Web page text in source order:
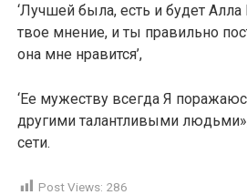
‘Лучшей была, есть и будет Алла
твое мнение, и ты правильно
она мне нравится’,
‘Ее мужеству всегда Я
другими талантливыми
сети.
Post Views: 286